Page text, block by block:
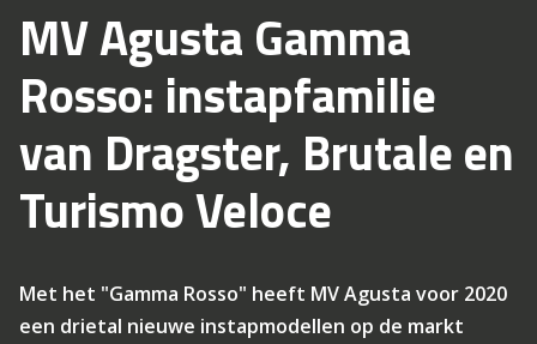
MV Agusta Gamma
Rosso: instapfamilie
van Dragster, Brutale en
Turismo Veloce
Met het "Gamma Rosso" heeft MV Agusta voor 2020
een drietal nieuwe instapmodellen op de markt